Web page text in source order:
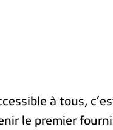
à tous,
le premier